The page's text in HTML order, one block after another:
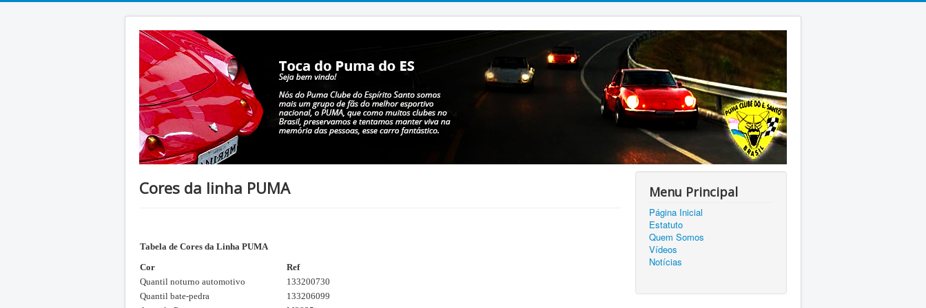
Cores da linha PUMA
Tabela de Cores da Linha PUMA
Cor
Ref
Quantil noturno automotivo
133200730
Quantil bate-pedra
133206099
Menu Principal
Página Inicial
Estatuto
Quem Somos
Vídeos
Notícias